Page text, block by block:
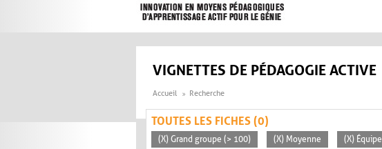
VIGNETTES DE PÉDAGOGIE ACTIVE
Accueil Recherche
TOUTES LES FICHES (0)
(X) Grand groupe (> 100) (X) Moyenne (X) Équipe